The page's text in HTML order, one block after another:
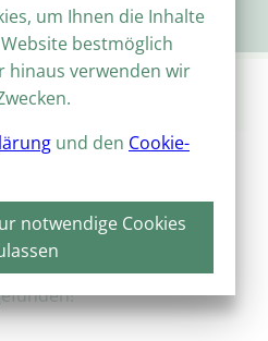
Veranstaltungskalender
Kloster, Gärten & Musik
Änderungen sind
Sie sich beim
um Ihnen die Inhalte
bestmöglich
hinaus verwenden wir
und den Cookie-
notwendige Cookies